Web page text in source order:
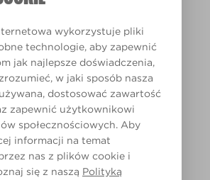
wykorzystuje pliki
technologie, aby zapewnić
jak najlepsze doświadczenia,
w jaki sposób nasza
dostosować zawartość
zapewnić użytkownikowi
społecznościowych. Aby
informacji na temat
nas z plików cookie i
się z naszą Polityką
Światło dzienne